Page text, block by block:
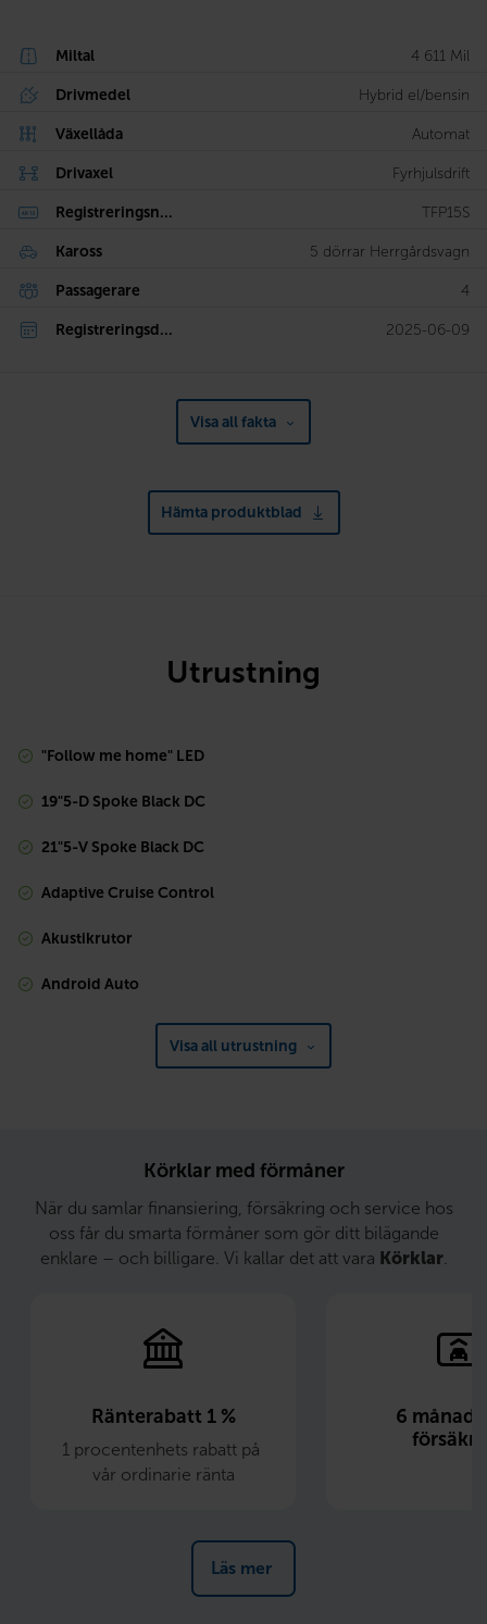
Miltal 4 611 Mil
Drivmedel Hybrid el/bensin
Växellåda Automat
Drivaxel Fyrhjulsdrift
Registreringsn... TFP15S
Kaross 5 dörrar Herrgårdsvagn
Passagerare 4
Registreringsd... 2025-06-09
Visa all fakta
Hämta produktblad
Utrustning
"Follow me home" LED
19"5-D Spoke Black DC
21"5-V Spoke Black DC
Adaptive Cruise Control
Akustikrutor
Android Auto
Visa all utrustning
Körklar med förmåner
När du samlar finansiering, försäkring och service hos
oss får du smarta förmåner som gör ditt bilägande
enklare – och billigare. Vi kallar det att vara Körklar.
Ränterabatt 1 %
1 procentenhets rabatt på
vår ordinarie ränta
6
Läs mer